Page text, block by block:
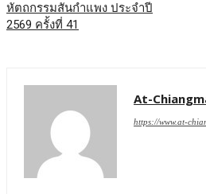
หัตถกรรมสันกำแพง ประจำปี
2569 ครั้งที่ 41
At-
https://www.at-